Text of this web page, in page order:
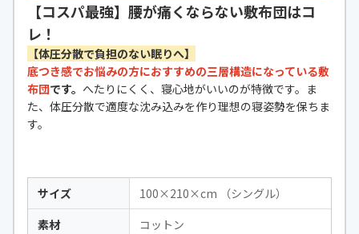
【コスパ最強】腰が痛くならない敷布団はコ
レ！
【体圧分散で負担のない眠りへ】
底つき感でお悩みの方におすすめの三層構造になっている敷
布団です。 へたりにくく、寝心地がいいのが特徴です。ま
た、体圧分散で適度な沈み込みを作り理想の寝姿勢を保ちま
す。
サイズ
100×210×cm （シングル）
素材
コットン